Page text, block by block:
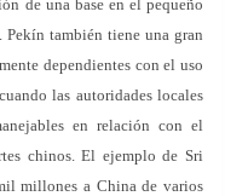
de una base en el pequeño
Pekín también tiene una gran
dependientes con el uso
las autoridades locales
en relación con el
chinos. El ejemplo de Sri
millones a China de varios